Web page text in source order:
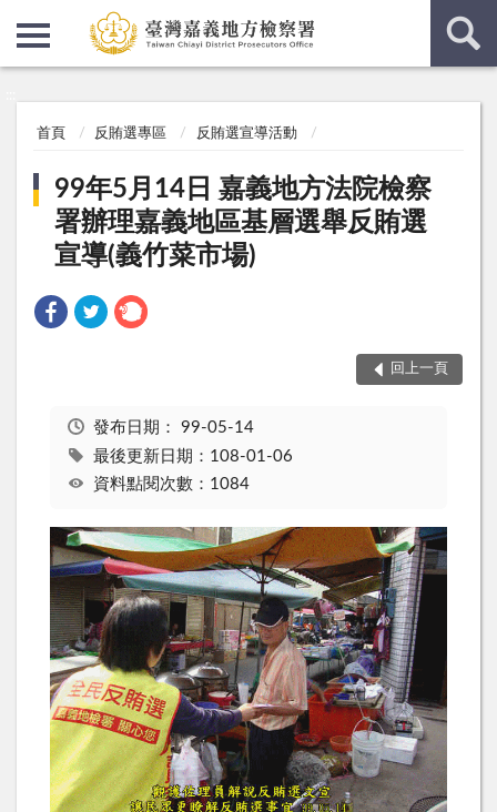
首頁 反賄選專區 反賄選宣導活動
99年5月14日 嘉義地方法院檢察
署辦理嘉義地區基層選舉反賄選
宣導(義竹菜市場)
回上一頁
發布日期： 99-05-14
最後更新日期：108-01-06
資料點閱次數：1084